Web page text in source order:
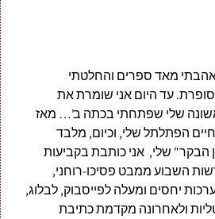
מאד ספרים והחלטתי
עד היום אני שומרת את
שלי שפתחתי בכתה ב'… מאז
הפתלתל שלי, וכיום, מלבד
הבקר" שלי, אני כותבת בקביעות
השבוע ממבט פסיכו-רוחני,
יחסים ומעלה לפייסבוק, לבלוג,
ולאחרונה מקדמת כתיבת